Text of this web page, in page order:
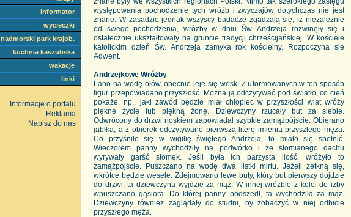
występowania pochodzenie tych wróżb i zwyczajów dotychczas nie jest
znane. W zasadzie jednak wszyscy badacze zgadzają się, iż niezależnie
od swego pochodzenia, wróżby w dniu Św. Andrzeja rozwinęły się i
ostatecznie ukształtowały na gruncie tradycji chrześcijańskiej. W kościele
katolickim dzień Św. Andrzeja zamyka rok kościelny. Rozpoczyna się
Adwent.
Andrzejkowe Wróżby
Lano na wodę ołów, obecnie leje się wosk. Z uformowanych w ten sposób
figur przepowiadano przyszłość. Można ją odczytywać pod światło, co cień
pokaże, np., jaki zawód będzie miał chłopiec w przyszłości wiat wróży
piękne życie lub piękną żonę. Dziewczyny rzucały but za siebie.
Odwrócony do drzwi noskiem zapowiadał szybkie zamążpójście. Obierano
jabłka, a z obierek odczytywano pierwszą literę imienia przyszłego męża.
Co przyśniło się w wigilię świętego Andrzeja, to miało się spełnić.
Wieczorem panny wychodziły na podwórko i ze słomianego dachu
wyrywały garść słomek. Jeśli była ich parzysta ilość, wróżyło to
zamążpójście. Puszczano na wodę dwa listki mirtu. Jeżeli zetkną się,
wkrótce będzie wesele. Zdejmowano lewe buty, który but pierwszy dojdzie
do drzwi, ta dziewczyna wyjdzie za mąż. W innej wróżbie z kolei do izby
wpuszczano gąsiora. Do której panny podszedł, ta wychodziła za mąż.
Dziewczyny również zaglądały do studni, by zobaczyć w niej odbicie
przyszłego męża.
informator
wycieczki
nadmorski park krajob.
kuchnia kaszubska
wakacje
linki
Informacje o portalu
Reklama
Napisz do nas